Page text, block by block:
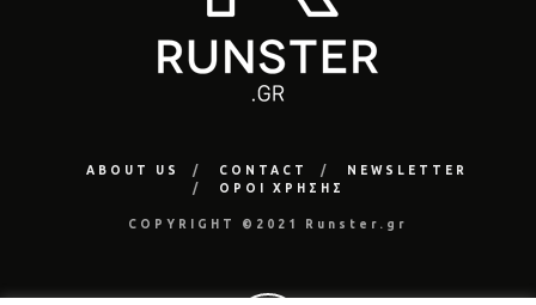
ABOUT US CONTACT
NEWSLETTER
ΟΡΟΙ ΧΡΗΣΗΣ
COPYRIGHT ©2021 Runster.gr